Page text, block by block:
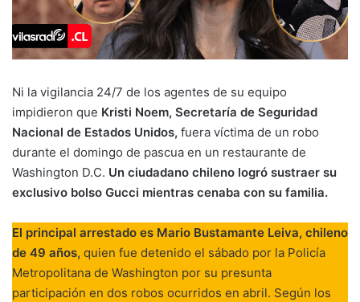
Ni la vigilancia 24/7 de los agentes de su equipo
impidieron que Kristi Noem, Secretaría de Seguridad
Nacional de Estados Unidos, fuera víctima de un robo
durante el domingo de pascua en un restaurante de
Washington D.C. Un ciudadano chileno logró sustraer su
exclusivo bolso Gucci mientras cenaba con su familia.
El principal arrestado es Mario Bustamante Leiva, chileno
de 49 años, quien fue detenido el sábado por la Policía
Metropolitana de Washington por su presunta
participación en dos robos ocurridos en abril. Según los